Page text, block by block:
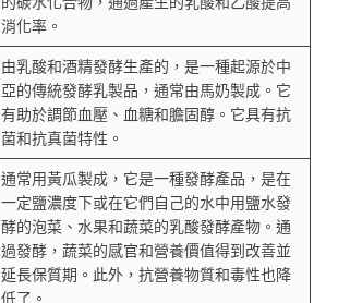
消化率。
由乳酸和酒精發酵生產的，是一種起源於中
亞的傳統發酵乳製品，通常由馬奶製成。它
有助於調節血壓、血糖和膽固醇。它具有抗
菌和抗真菌特性。
通常用黃瓜製成，它是一種發酵產品，是在
一定鹽濃度下或在它們自己的水中用鹽水發
酵的泡菜、水果和蔬菜的乳酸發酵產物。通
過發酵，蔬菜的感官和營養價值得到改善並
延長保質期。此外，抗營養物質和毒性也降
低了。